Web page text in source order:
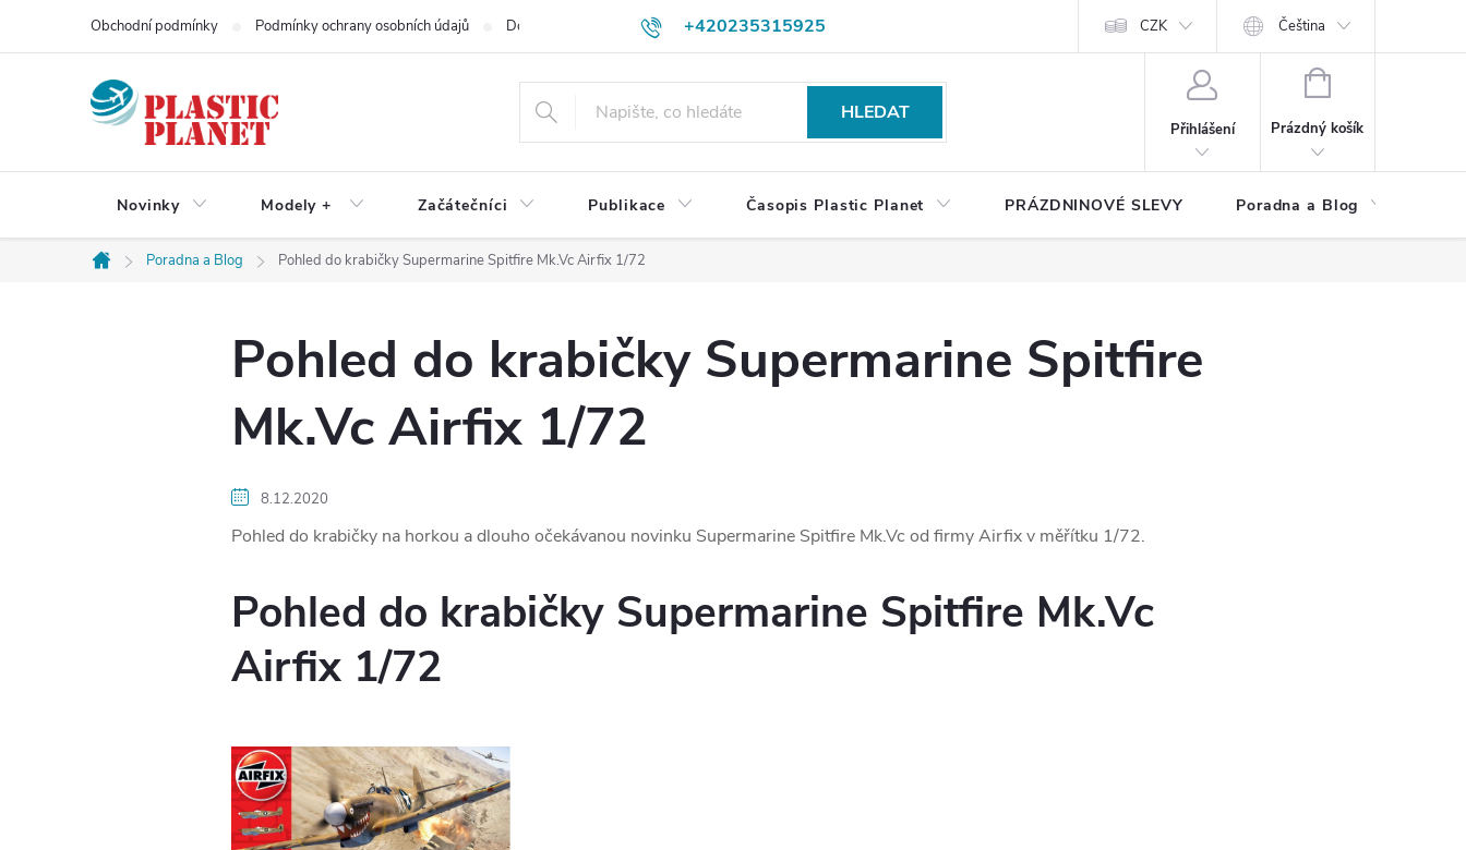
+420235315925
shop@plasticplanet.cz
Obchodní podmínky Podmínky ochrany osobních údajů Dodací a platební podmínky Podmínky vrácení peněz Hodnocení obchodu
CZK Čeština
HLEDAT
Přihlášení
NÁKUPNÍ
Prázdný košík
Novinky Modely + Začátečníci Publikace Časopis Plastic Planet PRÁZDNINOVÉ SLEVY Poradna a Blog
Domů
Poradna a Blog Pohled do krabičky Supermarine Spitfire Mk.Vc Airfix 1/72
Pohled do krabičky Supermarine Spitfire
Mk.Vc Airfix 1/72
8.12.2020
Pohled do krabičky na horkou a dlouho očekávanou novinku Supermarine Spitfire Mk.Vc od firmy Airfix v měřítku 1/72.
Pohled do krabičky Supermarine Spitfire Mk.Vc
Airfix 1/72